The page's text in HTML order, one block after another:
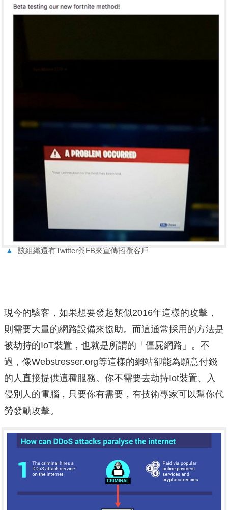
▲ 該組織還有Twitter與FB來宣傳招攬客戶
現今的駭客，如果想要發起類似2016年這樣的攻擊，
則需要大量的網路設備來協助。而這通常採用的方法是
被劫持的IoT裝置，也就是所謂的「僵屍網路」。不
過，像Webstresser.org等這樣的網站卻能為願意付錢
的人直接提供這種服務。你不需要去劫持Iot裝置、入
侵別人的電腦，只要你有需要，有技術專家可以幫你代
勞發動攻擊。